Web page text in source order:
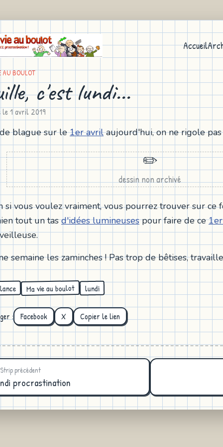
Accueil
AU BOULOT
c'est lundi...
le1 avril 2019
blague sur le1er avrilaujourd'hui, on ne rigole pas
✏️
dessin non archivé
si vous voulez vraiment, vous pourrez trouver sur
tout un tasd'idées lumineusespour faire de ce
semaine les zaminches ! Pas trop de bêtises,
Ma vie au boulot lundi
: Facebook X Copier le lien
précédent
procrastination